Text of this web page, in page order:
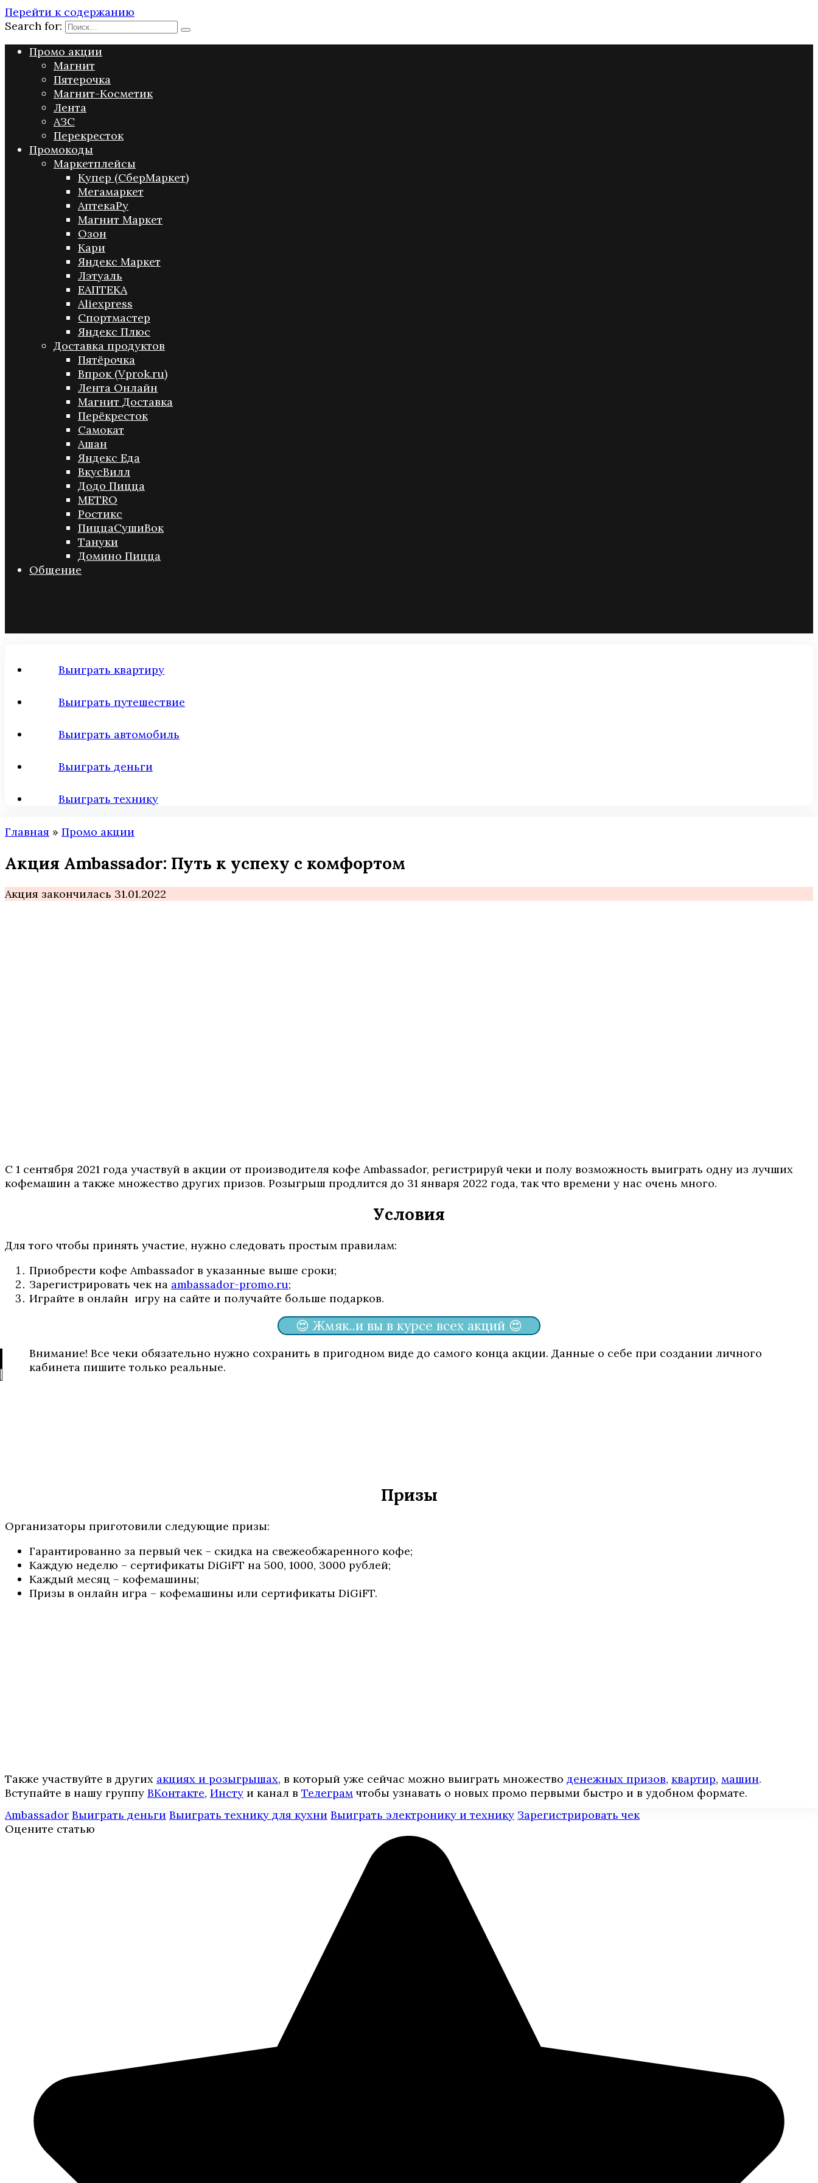
Перейти к содержанию
Search for:
Промо акции
Магнит
Пятерочка
Магнит-Косметик
Лента
АЗС
Перекресток
Промокоды
Маркетплейсы
Купер (СберМаркет)
Мегамаркет
АптекаРу
Магнит Маркет
Озон
Кари
Яндекс Маркет
Лэтуаль
ЕАПТЕКА
Aliexpress
Спортмастер
Яндекс Плюс
Доставка продуктов
Пятёрочка
Впрок (Vprok.ru)
Лента Онлайн
Магнит Доставка
Перёкресток
Самокат
Ашан
Яндекс Еда
ВкусВилл
Додо Пицца
METRO
Ростикс
ПиццаСушиВок
Тануки
Домино Пицца
Общение
Выиграть квартиру
Выиграть путешествие
Выиграть автомобиль
Выиграть деньги
Выиграть технику
Главная » Промо акции
Акция Ambassador: Путь к успеху с комфортом
Акция закончилась 31.01.2022
С 1 сентября 2021 года участвуй в акции от производителя кофе Ambassador, регистрируй чеки и полу возможность выиграть одну из лучших
кофемашин а также множество других призов. Розыгрыш продлится до 31 января 2022 года, так что времени у нас очень много.
Условия
Для того чтобы принять участие, нужно следовать простым правилам:
Приобрести кофе Ambassador в указанные выше сроки;
Зарегистрировать чек на ambassador-promo.ru;
Играйте в онлайн игру на сайте и получайте больше подарков.
😍 Жмяк..и вы в курсе всех акций 😍
Внимание! Все чеки обязательно нужно сохранить в пригодном виде до самого конца акции. Данные о себе при создании личного
кабинета пишите только реальные.
Призы
Организаторы приготовили следующие призы:
Гарантированно за первый чек – скидка на свежеобжаренного кофе;
Каждую неделю – сертификаты DiGiFT на 500, 1000, 3000 рублей;
Каждый месяц – кофемашины;
Призы в онлайн игра – кофемашины или сертификаты DiGiFT.
Также участвуйте в других акциях и розыгрышах, в который уже сейчас можно выиграть множество денежных призов, квартир, машин.
Вступайте в нашу группу ВКонтакте, Инcтy и канал в Телеграм чтобы узнавать о новых промо первыми быстро и в удобном формате.
Ambassador Выиграть деньги Выиграть технику для кухни Выиграть электронику и технику Зарегистрировать чек
Оцените статью